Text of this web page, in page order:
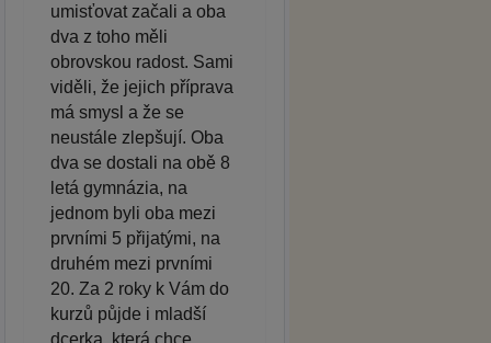
umisťovat začali a oba
dva z toho měli
obrovskou radost. Sami
viděli, že jejich příprava
má smysl a že se
neustále zlepšují. Oba
dva se dostali na obě 8
letá gymnázia, na
jednom byli oba mezi
prvními 5 přijatými, na
druhém mezi prvními
20. Za 2 roky k Vám do
kurzů půjde i mladší
dcerka, která chce